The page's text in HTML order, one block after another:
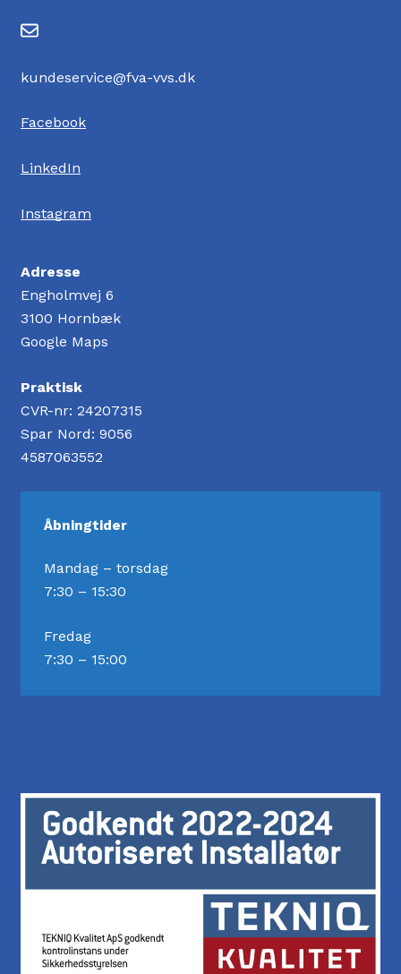
kundeservice@fva-vvs.dk
Facebook
LinkedIn
Instagram
Adresse
Engholmvej 6
3100 Hornbæk
Google Maps
Praktisk
CVR-nr: 24207315
Spar Nord: 9056
4587063552
Åbningtider
Mandag – torsdag
7:30 – 15:30
Fredag
7:30 – 15:00